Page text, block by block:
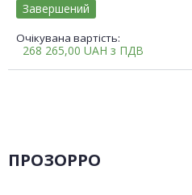
Очікувана вартість:
268 265,00 UAH з ПДВ
Завершений
ПРОЗОРРО